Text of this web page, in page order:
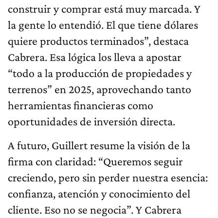
construir y comprar está muy marcada. Y
la gente lo entendió. El que tiene dólares
quiere productos terminados”, destaca
Cabrera. Esa lógica los lleva a apostar
“todo a la producción de propiedades y
terrenos” en 2025, aprovechando tanto
herramientas financieras como
oportunidades de inversión directa.
A futuro, Guillert resume la visión de la
firma con claridad: “Queremos seguir
creciendo, pero sin perder nuestra esencia:
confianza, atención y conocimiento del
cliente. Eso no se negocia”. Y Cabrera